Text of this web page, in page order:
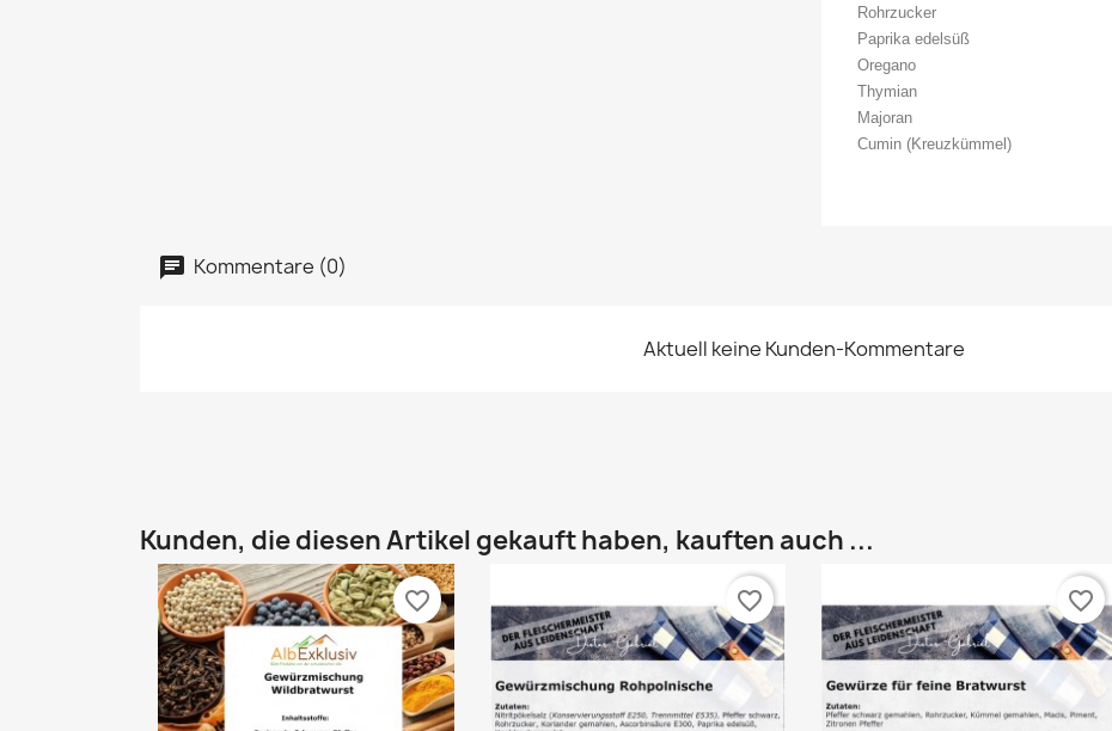
Rohrzucker
Paprika edelsüß
Oregano
Thymian
Majoran
Cumin (Kreuzkümmel)
Kommentare (0)
Aktuell keine Kunden-Kommentare
Kunden, die diesen Artikel gekauft haben, kauften auch ...
favorite_border favorite_border favorite_border